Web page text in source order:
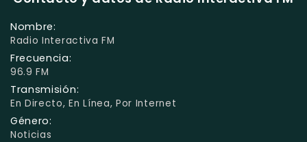
Nombre:
Radio Interactiva FM
Frecuencia:
96.9 FM
Transmisión:
En Directo, En Línea, Por Internet
Género:
Noticias